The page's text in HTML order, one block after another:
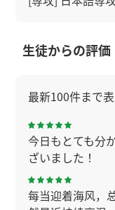
生徒からの評価
最新100件まで
今日もとても分
ざいました！
每当迎着海风，